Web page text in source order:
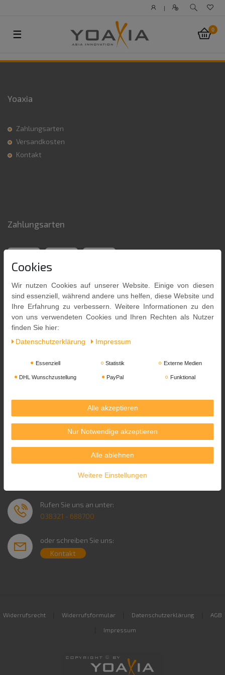
|
0
☰
Yoaxia
Zahlungsarten
Versandkosten
Kontakt
Zahlungsarten
Rufen Sie uns an unter:
038321 - 688700
oder schreiben Sie uns:
Kontakt
Widerrufsrecht Widerrufsformular Datenschutzerklärung AGB
Impressum
Cookies
Wir nutzen Cookies auf unserer Website. Einige von diesen
sind essenziell, während andere uns helfen, diese Website und
Ihre Erfahrung zu verbessern. Weitere Informationen zu den
von uns verwendeten Cookies und Ihren Rechten als Nutzer
finden Sie hier:
Daten­schutz­erklärung
Impressum
Essenziell Statistik Externe Medien
DHL Wunschzustellung PayPal Funktional
Alle akzeptieren
Nur Notwendige akzeptieren
Alle ablehnen
Weitere Einstellungen